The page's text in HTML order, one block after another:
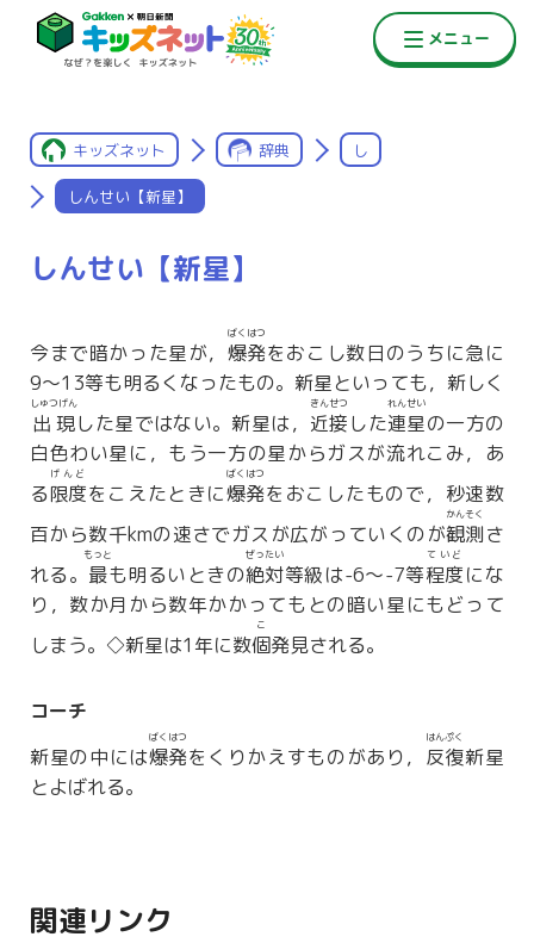
キッズネット 辞典 し
しんせい【新星】
しんせい【新星】
今まで暗かった星が， 爆発
ばくはつ
をおこし数日のうちに急に
9〜13等も明るくなったもの。新星といっても，新しく
出現
しゅつげん
した星ではない。新星は， 近接
きんせつ
した連星
れんせい
の一方の
白色わい星に，もう一方の星からガスが流れこみ，あ
る限度
げんど
をこえたときに爆発
ばくはつ
をおこしたもので，秒速数
百から数千kmの速さでガスが広がっていくのが観測
かんそく
さ
れる。 最
もっと
も明るいときの絶対
ぜったい
等級は-6〜-7等程度
ていど
にな
り，数か月から数年かかってもとの暗い星にもどって
しまう。◇新星は1年に数個
こ
発見される。
コーチ
新星の中には爆発
ばくはつ
をくりかえすものがあり， 反復
はんぷく
新星
とよばれる。
関連リンク